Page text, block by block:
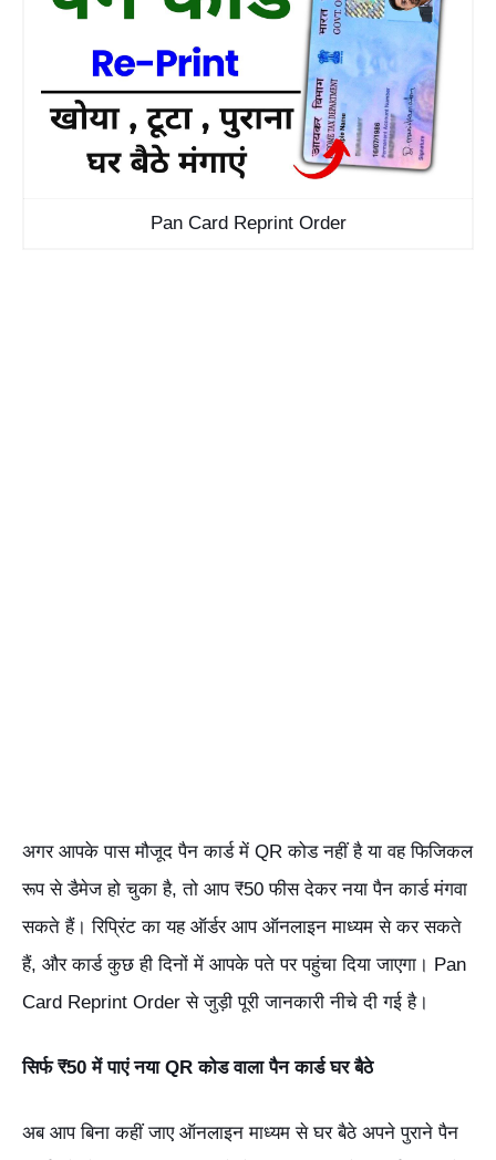
Pan Card Reprint Order
अगर आपके पास मौजूद पैन कार्ड में QR कोड नहीं है या वह फिजिकल
रूप से डैमेज हो चुका है, तो आप ₹50 फीस देकर नया पैन कार्ड मंगवा
सकते हैं। रिप्रिंट का यह ऑर्डर आप ऑनलाइन माध्यम से कर सकते
हैं, और कार्ड कुछ ही दिनों में आपके पते पर पहुंचा दिया जाएगा। Pan
Card Reprint Order से जुड़ी पूरी जानकारी नीचे दी गई है।
सिर्फ ₹50 में पाएं नया QR कोड वाला पैन कार्ड घर बैठे
अब आप बिना कहीं जाए ऑनलाइन माध्यम से घर बैठे अपने पुराने पैन